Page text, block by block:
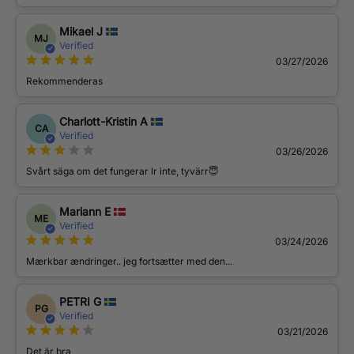
MJ
Mikael J
Verified
03/27/2026
Rekommenderas
CA
Charlott-Kristin A
Verified
03/26/2026
Svårt säga om det fungerar lr inte, tyvärr😇
ME
Mariann E
Verified
03/24/2026
Mærkbar ændringer.. jeg fortsætter med den...
PG
PETRI G
Verified
03/21/2026
Det är bra